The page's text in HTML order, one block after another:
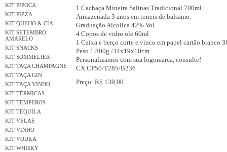
KIT PIPOCA
KIT PIZZA
KIT QUEIJO & CIA
KIT SETEMBRO
AMARELO
KIT SNACKS
KIT SOMMELIER
KIT TAÇA CHAMPAGNE
KIT TAÇA GIN
KIT TAÇA VINHO
KIT TÉRMICAS
KIT TEMPEROS
KIT TEQUILA
KIT VELAS
KIT VINHO
KIT VODKA
KIT WHISKY
1 Cachaça Mineira Salinas Tradicional 700ml
Armazenada 3 anos em toneis de balsamo.
Graduação Alcolica 42% Vol.
4 Copos de vidro ole 60ml
1 Caixa e berço corte e vinco em papel cartão branco
Peso 1.800g /34x19x10cm
Personalizamos com sua logomarca, consulte!
CX CP50/T285/B236
Preço: R$ 139,00